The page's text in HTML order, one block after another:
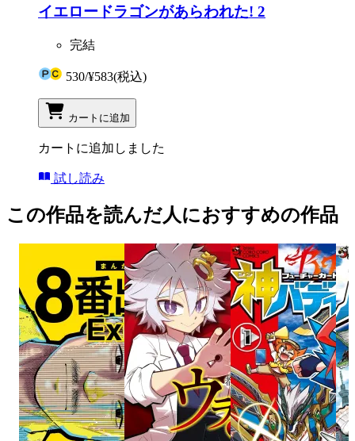
イエロードラゴンがあらわれた! 2
完結
530/¥583(税込)
カートに追加
カートに追加しました
試し読み
この作品を読んだ人におすすめの作品